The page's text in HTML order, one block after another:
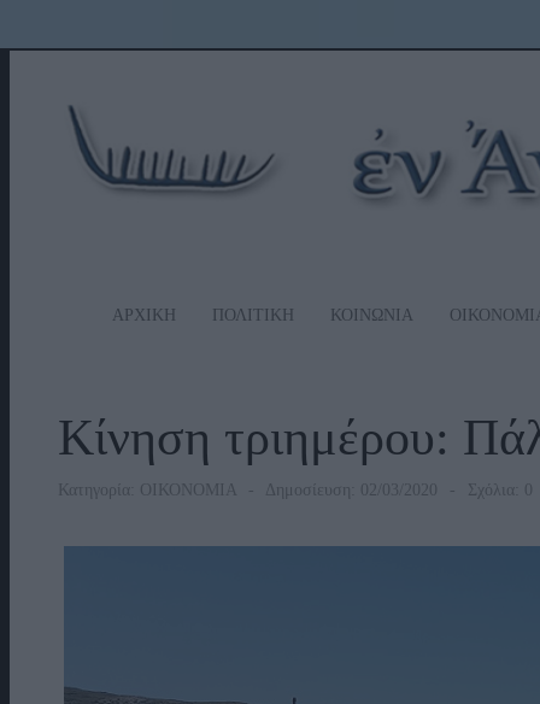
ΑΡΧΙΚΗ ΠΟΛΙΤΙΚΗ ΚΟΙΝΩΝΙΑ
Κίνηση τριημέρου:
Κατηγορία: ΟΙΚΟΝΟΜΙΑ Δημοσίευση: 02/03/2020 Σχόλια: 0